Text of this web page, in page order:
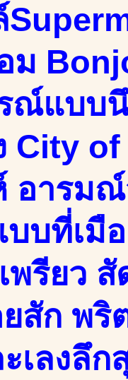
ม
ณ์แบบ
City
อารม
บบที่เมื
พรียว
ยสัก พริ
เลงลึ